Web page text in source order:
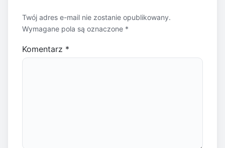
Twój adres e-mail nie zostanie opublikowany.
Wymagane pola są oznaczone *
Komentarz *